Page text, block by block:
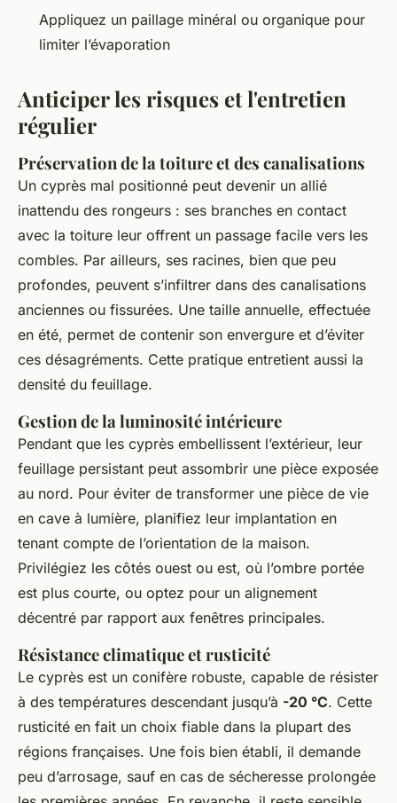
Appliquez un paillage minéral ou organique pour
limiter l’évaporation
Anticiper les risques et l'entretien
régulier
Préservation de la toiture et des canalisations
Un cyprès mal positionné peut devenir un allié
inattendu des rongeurs : ses branches en contact
avec la toiture leur offrent un passage facile vers les
combles. Par ailleurs, ses racines, bien que peu
profondes, peuvent s’infiltrer dans des canalisations
anciennes ou fissurées. Une taille annuelle, effectuée
en été, permet de contenir son envergure et d’éviter
ces désagréments. Cette pratique entretient aussi la
densité du feuillage.
Gestion de la luminosité intérieure
Pendant que les cyprès embellissent l’extérieur, leur
feuillage persistant peut assombrir une pièce exposée
au nord. Pour éviter de transformer une pièce de vie
en cave à lumière, planifiez leur implantation en
tenant compte de l’orientation de la maison.
Privilégiez les côtés ouest ou est, où l’ombre portée
est plus courte, ou optez pour un alignement
décentré par rapport aux fenêtres principales.
Résistance climatique et rusticité
Le cyprès est un conifère robuste, capable de résister
à des températures descendant jusqu’à -20 °C. Cette
rusticité en fait un choix fiable dans la plupart des
régions françaises. Une fois bien établi, il demande
peu d’arrosage, sauf en cas de sécheresse prolongée